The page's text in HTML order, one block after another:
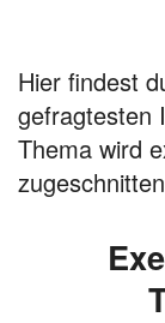
Hier findest
gefragtesten
Thema wird